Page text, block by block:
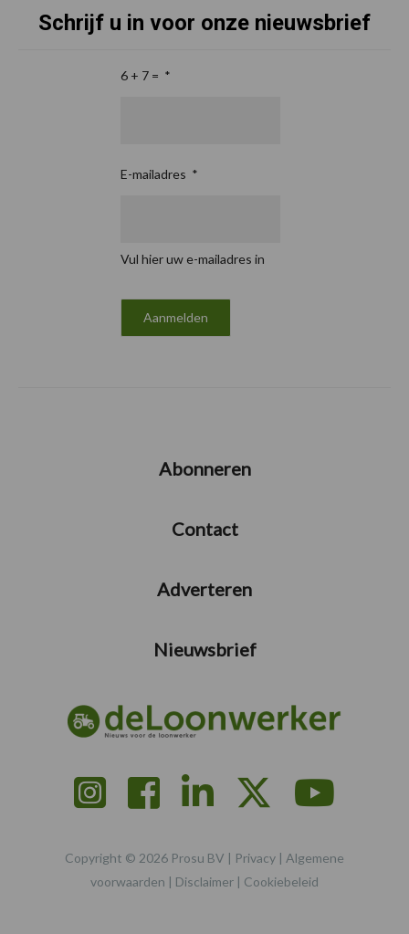
Schrijf u in voor onze nieuwsbrief
6 + 7 = *
E-mailadres *
Vul hier uw e-mailadres in
Abonneren
Contact
Adverteren
Nieuwsbrief
Copyright © 2026 Prosu BV | Privacy | Algemene
voorwaarden | Disclaimer | Cookiebeleid